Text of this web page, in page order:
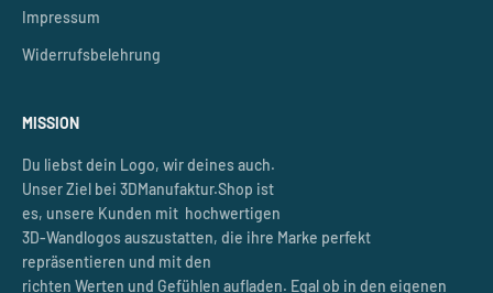
Impressum
Widerrufsbelehrung
MISSION
Du liebst dein Logo, wir deines auch.
Unser Ziel bei 3DManufaktur.Shop ist
es, unsere Kunden mit hochwertigen
3D-Wandlogos auszustatten, die ihre Marke perfekt
repräsentieren und mit den
richten Werten und Gefühlen aufladen. Egal ob in den eigenen